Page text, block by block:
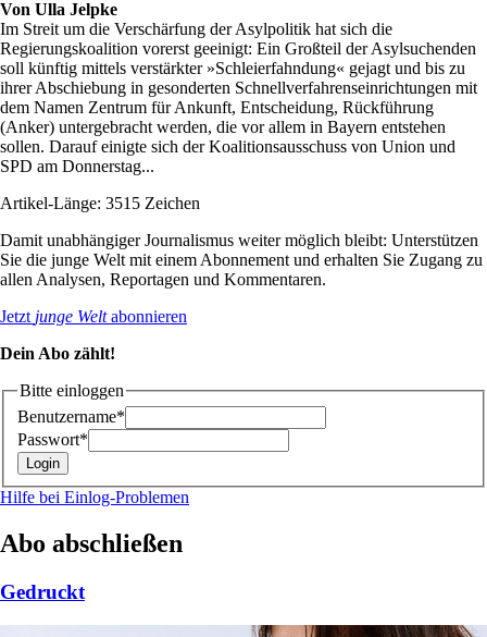
Von Ulla Jelpke
Im Streit um die Verschärfung der Asylpolitik hat sich die
Regierungskoalition vorerst geeinigt: Ein Großteil der Asylsuchenden
soll künftig mittels verstärkter »Schleierfahndung« gejagt und bis zu
ihrer Abschiebung in gesonderten Schnellverfahrenseinrichtungen mit
dem Namen Zentrum für Ankunft, Entscheidung, Rückführung
(Anker) untergebracht werden, die vor allem in Bayern entstehen
sollen. Darauf einigte sich der Koalitionsausschuss von Union und
SPD am Donnerstag...
Artikel-Länge: 3515 Zeichen
Damit unabhängiger Journalismus weiter möglich bleibt: Unterstützen
Sie die junge Welt mit einem Abonnement und erhalten Sie Zugang zu
allen Analysen, Reportagen und Kommentaren.
Jetzt junge Weltabonnieren
Dein Abo zählt!
Bitte einloggen
Benutzername*
Passwort*
Hilfe bei Einlog-Problemen
Abo abschließen
Gedruckt